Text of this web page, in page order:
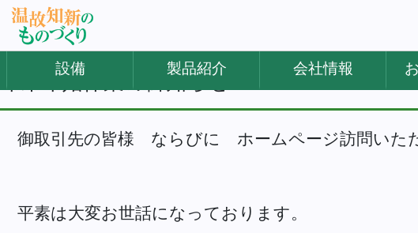
設備 製品紹介 会社情報
2024/12/04
年末年始休業の御知らせ
御取引先の皆様 ならびに ホームページ訪問いた
平素は大変お世話になっております。